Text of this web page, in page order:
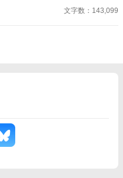
る。 わたしはまた一人で佇む。彼
ら長編へ変更し
文字数：143,099